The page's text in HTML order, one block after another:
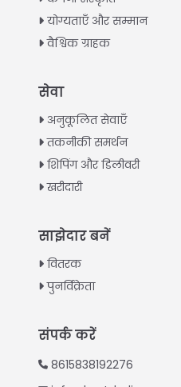
योग्यताएँ और सम्मान
वैश्विक ग्राहक
सेवा
अनुकूलित सेवाएँ
तकनीकी समर्थन
शिपिंग और डिलीवरी
खरीदारी
साझेदार बनें
वितरक
पुनर्विक्रेता
संपर्क करें
8615838192276